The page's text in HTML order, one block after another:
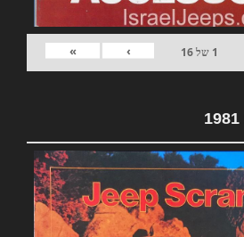
1 של16
›
»